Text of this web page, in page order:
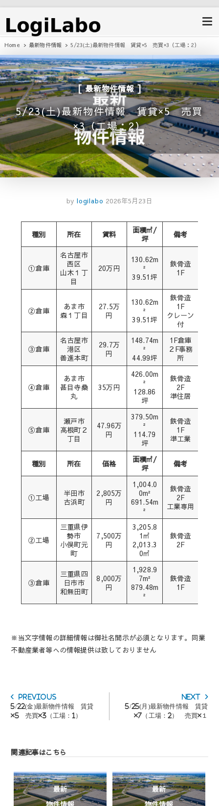
ロジラボ
動車整備工場・倉庫・事業用不動産
のポータルサイト
Home 最新物件情報 5/23(土)最新物件情報 賃貸×5 売買×3（工場：2）
最新物件情報
5/23(土)最新物件情報 賃貸×5 売買
×3（工場：2）
by logilabo 2026年5月23日
種別 所在 賃料
面積㎡/
坪
備考
①倉庫
名古屋市
西区
山木１丁
目
20万円
130.62m
²
39.51坪
鉄骨造
1F
②倉庫
あま市
森１丁目
27.5万
円
130.62m
²
39.51坪
鉄骨造
1F
クレーン
付
③倉庫
名古屋市
港区
善進本町
29.7万
円
148.74m
²
44.99坪
1F倉庫
２F事務
所
④倉庫
あま市
甚目寺桑
丸
35万円
426.00m
²
128.86
坪
鉄骨造
2F
準住居
⑤倉庫
瀬戸市
高根町２
丁目
47.96万
円
379.50m
²
114.79
坪
鉄骨造
1F
準工業
種別 所在 価格
面積㎡/
坪
備考
①工場
半田市
古浜町
2,805万
円
1,004.0
0m²
691.54m
²
鉄骨造
2F
工業専用
②工場
三重県伊
勢市
小俣町元
町
7,500万
円
3,205.8
1㎡
2,013.3
0㎡
鉄骨造
2F
③倉庫
三重県四
日市市
和無田町
8,000万
円
1,928.9
7m²
879.48m
²
鉄骨造
1F
※当文字情報の詳細情報は御社名開示が必須となります。同業
不動産業者等への情報提供は致しておりません
投
稿
ナ
ビ
ョ
PreviousPrevious
post:
5/22(金)最新物件情報 賃貸
×5 売買×3（工場：1）
Next
post:
5/25(月)最新物件情報 賃貸
×7（工場：2） 売買×１
関連記事はこちら